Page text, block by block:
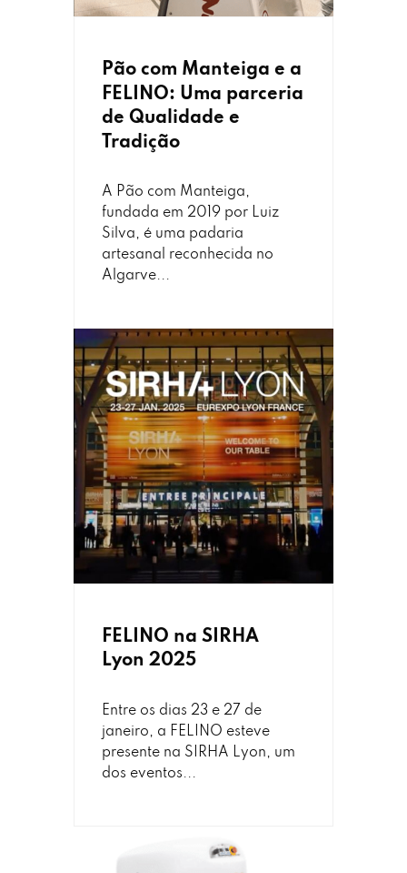
Pão com Manteiga e a
FELINO: Uma parceria
de Qualidade e
Tradição
A Pão com Manteiga,
fundada em 2019 por Luiz
Silva, é uma padaria
artesanal reconhecida no
Algarve...
FELINO na SIRHA
Lyon 2025
Entre os dias 23 e 27 de
janeiro, a FELINO esteve
presente na SIRHA Lyon, um
dos eventos...